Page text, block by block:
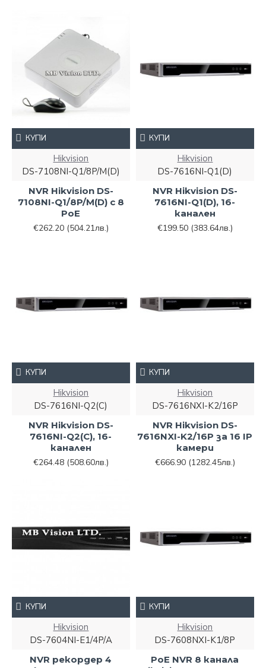
Hikvision
DS-7108NI-Q1/8P/M(D)
NVR Hikvision DS-
7108NI-Q1/8P/M(D) с 8
PoE
€262.20 (504.21лв.)
КУПИ
Hikvision
DS-7616NI-Q1(D)
NVR Hikvision DS-
7616NI-Q1(D), 16-
канален
€199.50 (383.64лв.)
КУПИ
Hikvision
DS-7616NI-Q2(C)
NVR Hikvision DS-
7616NI-Q2(C), 16-
канален
€264.48 (508.60лв.)
КУПИ
Hikvision
DS-7616NXI-K2/16P
NVR Hikvision DS-
7616NXI-K2/16P за 16 IP
камери
€666.90 (1282.45лв.)
КУПИ
Hikvision
DS-7604NI-E1/4P/A
NVR рекордер 4
КУПИ
Hikvision
DS-7608NXI-K1/8P
PoE NVR 8 канала
КУПИ